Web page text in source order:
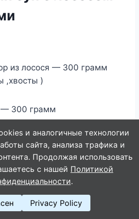
из лосося — 300 грамм
,хвосты )
— 300 грамм
штуки
— 2 штуки
и аналогичные технологии
сайта, анализа трафика и
Продолжая использовать
с нашей Политикой
.
Privacy Policy